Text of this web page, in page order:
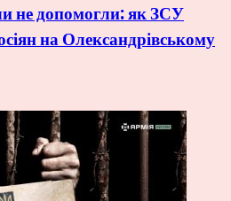
не допомогли: як ЗСУ
на Олександрівському